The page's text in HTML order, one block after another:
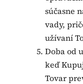
súčasne
vady,
užívaní
Doba od
keď
Tovar